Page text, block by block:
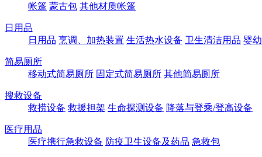
帐篷 蒙古包 其他材质帐篷
日用品
日用品 烹调、加热装置 生活热水设备 卫生清洁用品 婴
简易厕所
移动式简易厕所 固定式简易厕所 其他简易厕所
搜救设备
救捞设备 救援担架 生命探测设备 降落与登乘/登高设备
医疗用品
医疗携行急救设备 防疫卫生设备及药品 急救包